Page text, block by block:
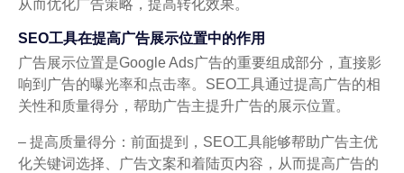
从而优化广告策略，提高转化效果。
SEO工具在提高广告展示位置中的作用
广告展示位置是Google Ads广告的重要组成部分，直接影
响到广告的曝光率和点击率。SEO工具通过提高广告的相
关性和质量得分，帮助广告主提升广告的展示位置。
– 提高质量得分：前面提到，SEO工具能够帮助广告主优
化关键词选择、广告文案和着陆页内容，从而提高广告的